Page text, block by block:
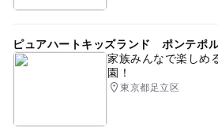
ピュアハートキッズランド ポンテポ
家族みんなで楽しめ
園！
東京都足立区